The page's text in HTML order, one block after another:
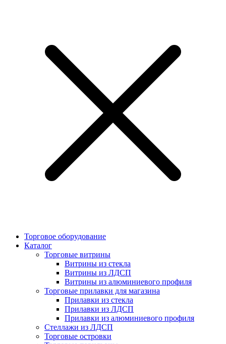
Торговое оборудование
Каталог
Торговые витрины
Витрины из cтекла
Витрины из ЛДСП
Витрины из алюминиевого профиля
Торговые прилавки для магазина
Прилавки из стекла
Прилавки из ЛДСП
Прилавки из алюминиевого профиля
Стеллажи из ЛДСП
Торговые островки